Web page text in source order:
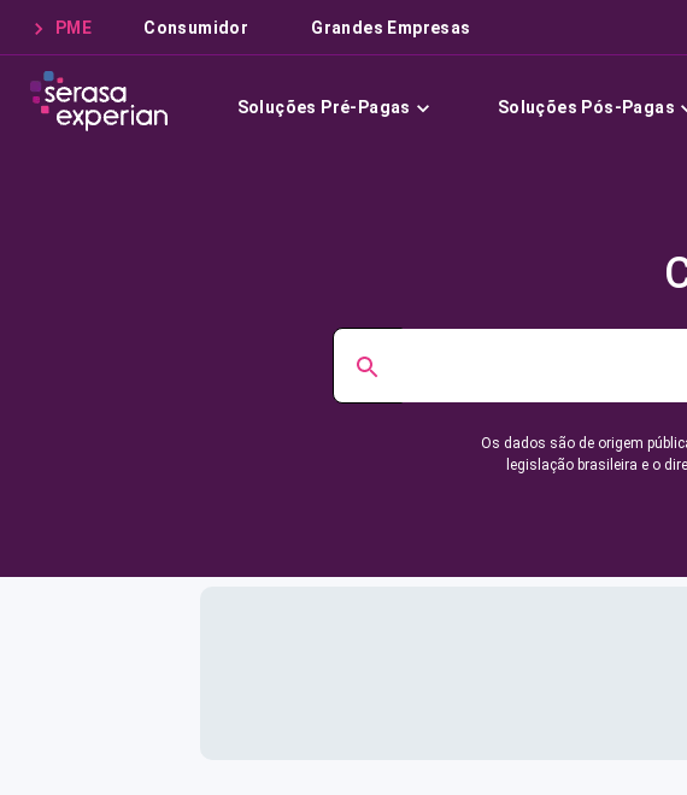
PME Consumidor Grandes Empresas
Soluções Pré-Pagas Soluções Pós-Pagas
Os dados são de origem
legislação brasileira e o